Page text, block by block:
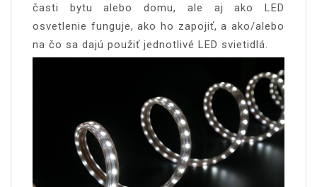
časti bytu alebo domu, ale aj ako LED
osvetlenie funguje, ako ho zapojiť, a ako/alebo
na čo sa dajú použiť jednotlivé LED svietidlá.